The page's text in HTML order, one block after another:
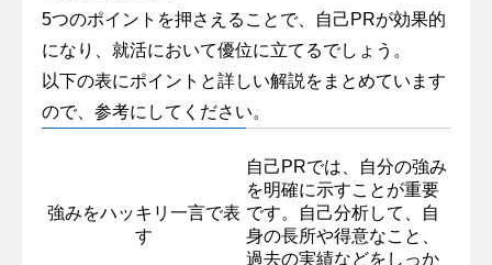
5つのポイントを押さえることで、自己PRが効果的
になり、就活において優位に立てるでしょう。
以下の表にポイントと詳しい解説をまとめています
ので、参考にしてください。
強みをハッキリ一言で表
す
自己PRでは、自分の強み
を明確に示すことが重要
です。自己分析して、自
身の長所や得意なこと、
過去の実績などをしっか